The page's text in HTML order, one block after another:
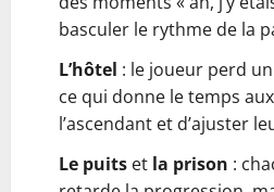
basculer le rythme de la
L’hôtel : le joueur perd
ce qui donne le temps
l’ascendant et d’ajuster
Le puits et la prison :